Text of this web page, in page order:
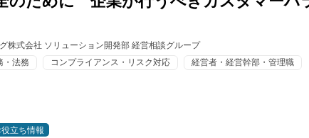
株式会社 ソリューション開発部 経営相談グループ
・法務 コンプライアンス・リスク対応
経営者・経営幹部・管理職
役立ち情報